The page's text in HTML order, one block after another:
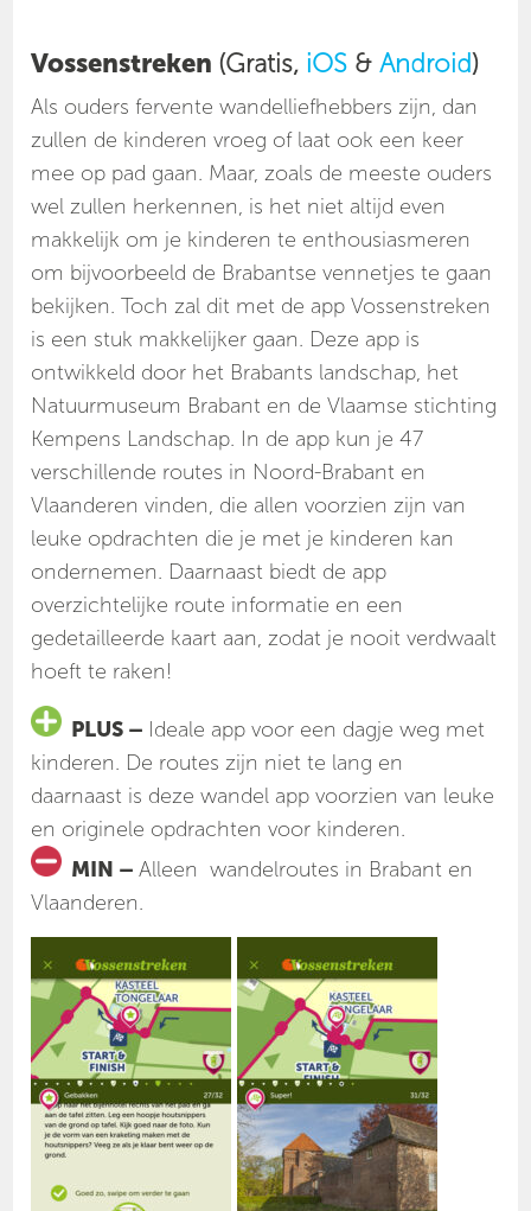
Vossenstreken (Gratis, iOS &Android)
Als ouders fervente wandelliefhebbers zijn, dan
zullen de kinderen vroeg of laat ook een keer
mee op pad gaan. Maar, zoals de meeste ouders
wel zullen herkennen, is het niet altijd even
makkelijk om je kinderen te enthousiasmeren
om bijvoorbeeld de Brabantse vennetjes te gaan
bekijken. Toch zal dit met de app Vossenstreken
is een stuk makkelijker gaan. Deze app is
ontwikkeld door het Brabants landschap, het
Natuurmuseum Brabant en de Vlaamse stichting
Kempens Landschap. In de app kun je 47
verschillende routes in Noord-Brabant en
Vlaanderen vinden, die allen voorzien zijn van
leuke opdrachten die je met je kinderen kan
ondernemen. Daarnaast biedt de app
overzichtelijke route informatie en een
gedetailleerde kaart aan, zodat je nooit verdwaalt
hoeft te raken!
PLUS – Ideale app voor een dagje weg met
kinderen. De routes zijn niet te lang en
daarnaast is deze wandel app voorzien van leuke
en originele opdrachten voor kinderen.
MIN –Alleen wandelroutes in Brabant en
Vlaanderen.